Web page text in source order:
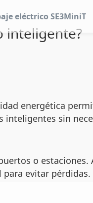
eléctrico SE3MiniT
inteligente?
energética
inteligentes sin
o estaciones.
evitar pérdidas.